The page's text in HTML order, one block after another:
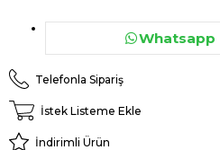
Whatsapp
Telefonla Sipariş
İstek Listeme Ekle
İndirimli Ürün